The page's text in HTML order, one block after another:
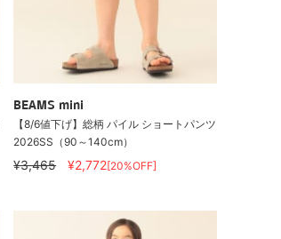
BEAMS mini
【8/6値下げ】総柄 パイル ショートパンツ
2026SS（90～140cm）
¥3,465 ¥2,772[20%OFF]